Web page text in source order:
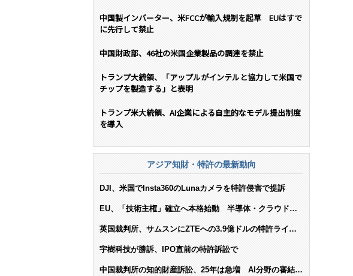
中国製インバーター、米FCCが輸入規制を起草 EUはすで
に先行して禁止
中国財政部、46社の米国企業製品の調達を禁止
トランプ大統領、「アップルがインテルと協力して米国で
チップを製造する」と表明
トランプ米大統領、AI企業による自主的なモデル提出制度
を導入
アジア知財・特許の最新動向
DJI、米国でInsta360のLunaカメラを特許侵害で提訴
EU、「技術主権」確立へ本格始動 半導体・クラウド・
英国裁判所、サムスンにZTEへの3.9億ドルの特許ライセ
宇樹科技が勝訴、IPO直前の特許訴訟で
中国裁判所の知的財産訴訟、25年は急増 AI分野の審結件